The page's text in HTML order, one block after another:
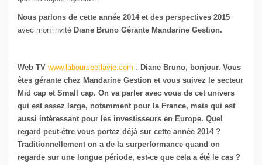
Nous parlons de cette année 2014 et des perspectives 2015
avec mon invité Diane Bruno Gérante Mandarine Gestion.
Web TV www.labourseetlavie.com : Diane Bruno, bonjour. Vous
êtes gérante chez Mandarine Gestion et vous suivez le secteur
Mid cap et Small cap. On va parler avec vous de cet univers
qui est assez large, notamment pour la France, mais qui est
aussi intéressant pour les investisseurs en Europe. Quel
regard peut-être vous portez déjà sur cette année 2014 ?
Traditionnellement on a de la surperformance quand on
regarde sur une longue période, est-ce que cela a été le cas ?